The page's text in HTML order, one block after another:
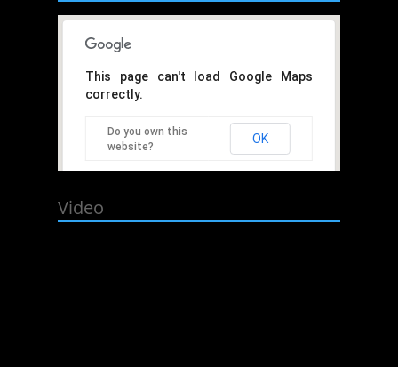
This page can't load Google Maps
correctly.
Do you own this
website?
OK
Video